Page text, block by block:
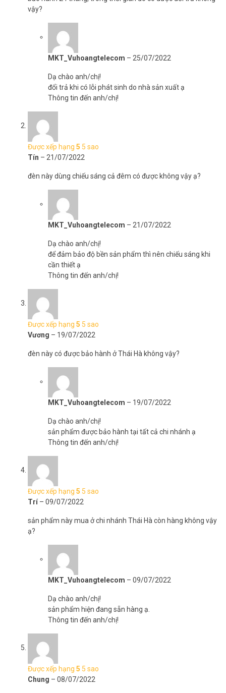
vậy?
MKT_Vuhoangtelecom – 25/07/2022
Dạ chào anh/chị!
đổi trả khi có lỗi phát sinh do nhà sản xuất ạ
Thông tin đến anh/chị!
Được xếp hạng 5 5 sao
Tín – 21/07/2022
đèn này dùng chiếu sáng cả đêm có được không vậy ạ?
MKT_Vuhoangtelecom – 21/07/2022
Dạ chào anh/chị!
để đảm bảo độ bền sản phẩm thì nên chiếu sáng khi
cần thiết ạ
Thông tin đến anh/chị!
Được xếp hạng 5 5 sao
Vương – 19/07/2022
đèn này có được bảo hành ở Thái Hà không vậy?
MKT_Vuhoangtelecom – 19/07/2022
Dạ chào anh/chị!
sản phẩm được bảo hành tại tất cả chi nhánh ạ
Thông tin đến anh/chị!
Được xếp hạng 5 5 sao
Trí – 09/07/2022
sản phẩm này mua ở chi nhánh Thái Hà còn hàng không vậy
ạ?
MKT_Vuhoangtelecom – 09/07/2022
Dạ chào anh/chị!
sản phẩm hiện đang sẵn hàng ạ.
Thông tin đến anh/chị!
Được xếp hạng 5 5 sao
Chung – 08/07/2022